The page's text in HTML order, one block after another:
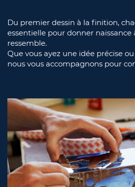
Du premier dessin à la finition,
essentielle pour donner
ressemble.
Que vous ayez une idée précise
nous vous accompagnons pour